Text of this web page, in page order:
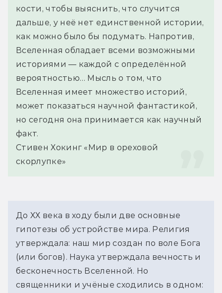
кости, чтобы выяснить, что случится
дальше, у неё нет единственной истории,
как можно было бы подумать. Напротив,
Вселенная обладает всеми возможными
историями — каждой с определённой
вероятностью… Мысль о том, что
Вселенная имеет множество историй,
может показаться научной фантастикой,
но сегодня она принимается как научный
факт.
Стивен Хокинг «Мир в ореховой
скорлупке»
До ХХ века в ходу были две основные
гипотезы об устройстве мира. Религия
утверждала: наш мир создан по воле Бога
(или богов). Наука утверждала вечность и
бесконечность Вселенной. Но
священники и учёные сходились в одном: